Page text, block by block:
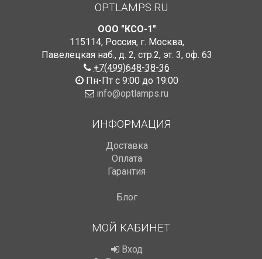
OPTLAMPS.RU
ООО "КСО-1"
115114, Россия, г. Москва,
Павелецкая наб., д. 2, стр.2, эт. 3, оф. 63
+7(499)648-38-36
Пн-Пт с 9:00 до 19:00
info@optlamps.ru
ИНФОРМАЦИЯ
Доставка
Оплата
Гарантия
Блог
МОЙ КАБИНЕТ
Вход